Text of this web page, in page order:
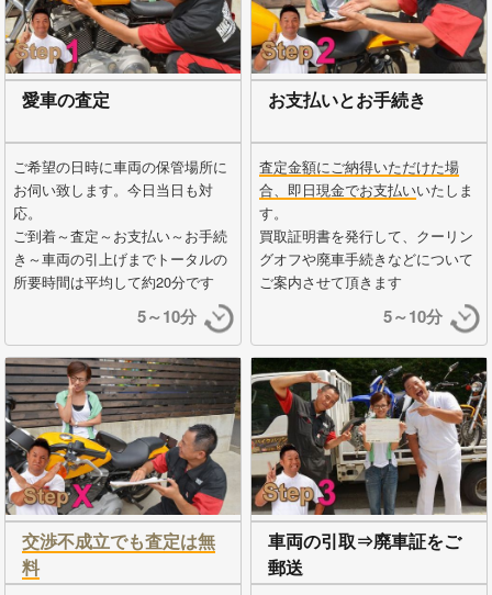
愛車の査定
ご希望の日時に車両の保管場所に
お伺い致します。今日当日も対
応。
ご到着～査定～お支払い～お手続
き～車両の引上げまでトータルの
所要時間は平均して約20分です
5～10分
お支払いとお手続き
査定金額にご納得いただけた場
合、即日現金でお支払いいたしま
す。
買取証明書を発行して、クーリン
グオフや廃車手続きなどについて
ご案内させて頂きます
5～10分
交渉不成立でも査定は無
料
車両の引取⇒廃車証をご
郵送